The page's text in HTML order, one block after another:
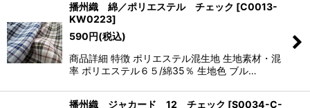
播州織 綿／ポリエステル チェック [C0013-
KW0223]
590円(税込)
商品詳細 特徴 ポリエステル混生地 生地素材・混
率 ポリエステル６５/綿35％ 生地色 ブル…
播州織 ジャカード 12 チェック [S0034-C-